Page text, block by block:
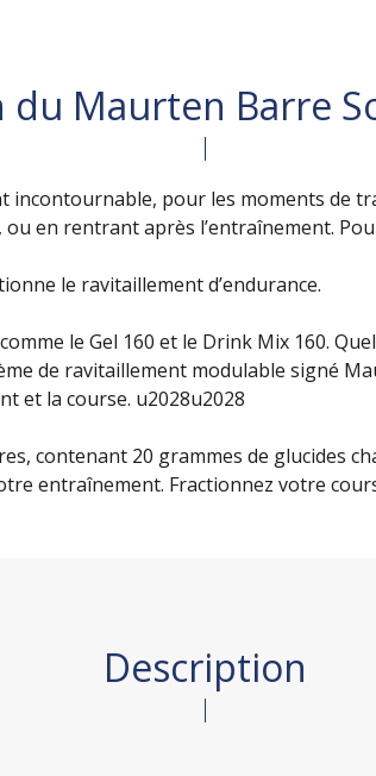
Maurten Barre
incontournable, pour les moments de
en rentrant après l’entraînement.
le ravitaillement d’endurance.
le Gel 160 et le Drink Mix 160.
de ravitaillement modulable signé
et la course. u2028u2028
contenant 20 grammes de glucides
entraînement. Fractionnez votre
Description